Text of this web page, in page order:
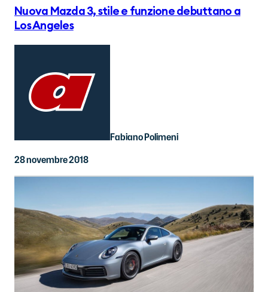
Nuova Mazda 3, stile e funzione debuttano a
Los Angeles
Fabiano Polimeni
28 novembre 2018